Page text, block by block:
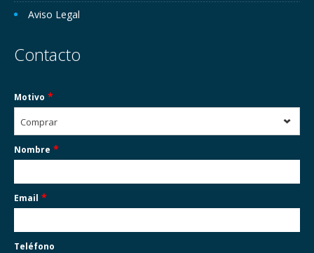
Aviso Legal
Contacto
Motivo *
Comprar
Nombre *
Email *
Teléfono